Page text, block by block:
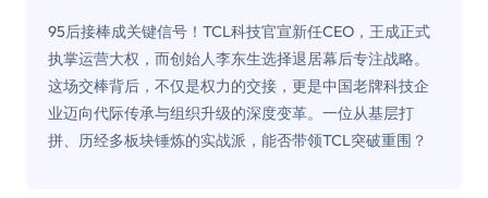
95后接棒成关键信号！TCL科技官宣新任CEO，王成正式
执掌运营大权，而创始人李东生选择退居幕后专注战略。
这场交棒背后，不仅是权力的交接，更是中国老牌科技企
业迈向代际传承与组织升级的深度变革。一位从基层打
拼、历经多板块锤炼的实战派，能否带领TCL突破重围？